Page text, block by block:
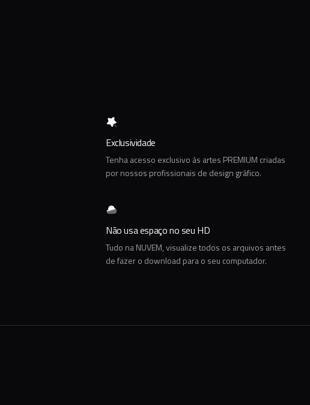
Exclusividade
Tenha acesso exclusivo às artes PREMIUM criadas
por nossos profissionais de design gráfico.
Não usa espaço no seu HD
Tudo na NUVEM, visualize todos os arquivos antes
de fazer o download para o seu computador.